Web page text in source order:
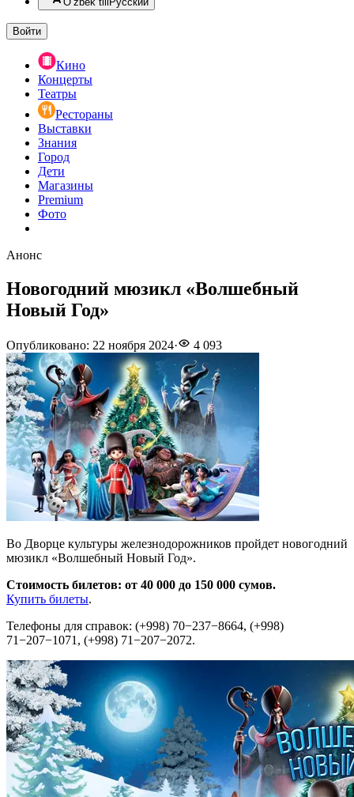
Войти
Кино
Концерты
Театры
Рестораны
Выставки
Знания
Город
Дети
Магазины
Premium
Фото
Анонс
Новогодний мюзикл «Волшебный
Новый Год»
Опубликовано: 22 ноября 2024· 4 093
Во Дворце культуры железнодорожников пройдет новогодний
мюзикл «Волшебный Новый Год».
Стоимость билетов: от 40 000 до 150 000 сумов.
Купить билеты.
Телефоны для справок: (+998) 70−237−8664, (+998)
71−207−1071, (+998) 71−207−2072.